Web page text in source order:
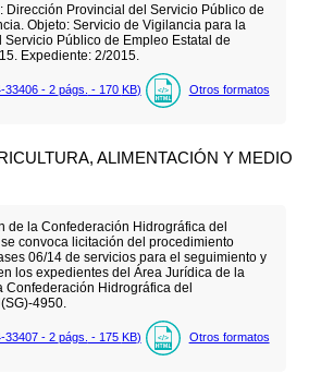
Dirección Provincial del Servicio Público de
Objeto: Servicio de Vigilancia para la
Público de Empleo Estatal de
Expediente: 2/2015.
33406 - 2 págs. - 170 KB) Otros formatos
ALIMENTACIÓN Y MEDIO
de la Confederación Hidrográfica del
convoca licitación del procedimiento
06/14 de servicios para el seguimiento y
los expedientes del Área Jurídica de la
Confederación Hidrográfica del
4950.
33407 - 2 págs. - 175 KB) Otros formatos